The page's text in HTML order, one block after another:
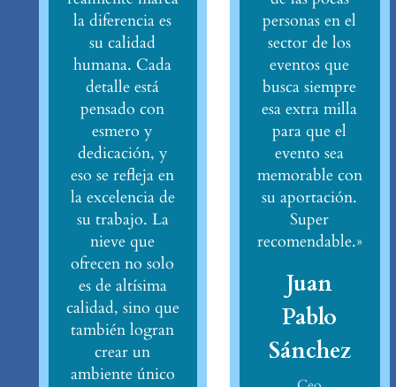
la diferencia es
su calidad
humana. Cada
detalle está
pensado con
esmero y
dedicación, y
eso se refleja en
la excelencia de
su trabajo. La
nieve que
ofrecen no solo
es de altísima
calidad, sino que
también logran
crear un
ambiente único
personas en el
sector de los
eventos que
busca siempre
esa extra milla
para que el
evento sea
memorable con
su aportación.
Super
recomendable.»
Juan
Pablo
Sánchez